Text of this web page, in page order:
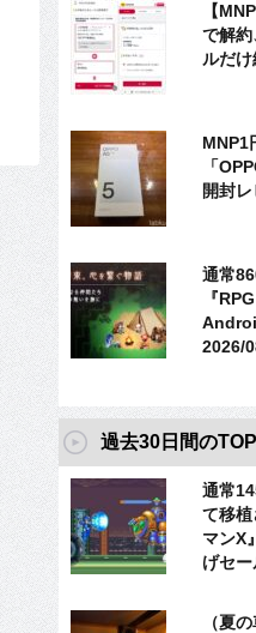
【
で解
ルだ
MNP1
「
開封
通常
『
2026/
過去30日間の
通常
て移植
マンX
げセ
（夏